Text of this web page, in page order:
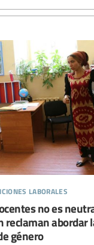
laborales
no es
reclaman abordar
género